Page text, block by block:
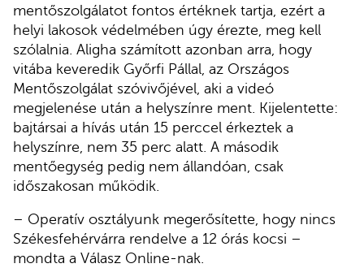
mentőszolgálatot fontos értéknek tartja, ezért a
helyi lakosok védelmében úgy érezte, meg kell
szólalnia. Aligha számított azonban arra, hogy
vitába keveredik Győrfi Pállal, az Országos
Mentőszolgálat szóvivőjével, aki a videó
megjelenése után a helyszínre ment. Kijelentette:
bajtársai a hívás után 15 perccel érkeztek a
helyszínre, nem 35 perc alatt. A második
mentőegység pedig nem állandóan, csak
időszakosan működik.
– Operatív osztályunk megerősítette, hogy nincs
Székesfehérvárra rendelve a 12 órás kocsi –
mondta a Válasz Online-nak.